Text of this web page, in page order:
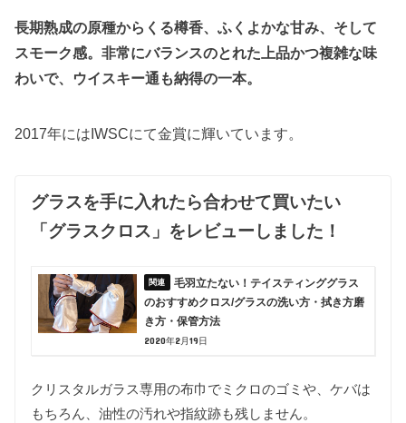
長期熟成の原種からくる樽香、ふくよかな甘み、そして
スモーク感。非常にバランスのとれた上品かつ複雑な味
わいで、ウイスキー通も納得の一本。
2017年にはIWSCにて金賞に輝いています。
グラスを手に入れたら合わせて買いたい
「グラスクロス」をレビューしました！
毛羽立たない！テイスティンググラス
のおすすめクロス/グラスの洗い方・拭き方磨
き方・保管方法
2020年2月19日
クリスタルガラス専用の布巾でミクロのゴミや、ケバは
もちろん、油性の汚れや指紋跡も残しません。